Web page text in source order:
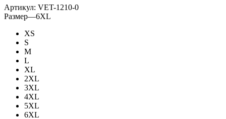
Артикул: VET-1210-0
Размер—6XL
XS
S
M
L
XL
2XL
3XL
4XL
5XL
6XL